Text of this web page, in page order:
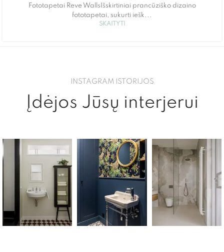
Fototapetai Reve WallsIšskirtiniai prancūziško dizaino
fototapetai, sukurti iešk...
SKAITYTI
INSTAGRAM ISTORIJOS
Įdėjos Jūsų interjerui